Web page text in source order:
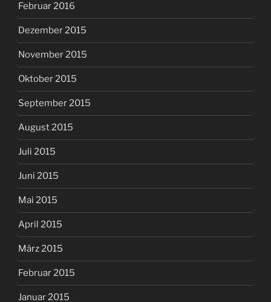
Februar 2016
Dezember 2015
November 2015
Oktober 2015
September 2015
August 2015
Juli 2015
Juni 2015
Mai 2015
April 2015
März 2015
Februar 2015
Januar 2015